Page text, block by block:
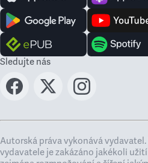
Sledujte nás
Autorská práva vykonává
vydavatele je zakázáno jakékoli